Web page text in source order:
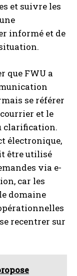
et suivre les
informé et de
que FWU a
se référer
et le
clarification.
électronique,
être utilisé
via e-
car les
domaine
recentrer sur